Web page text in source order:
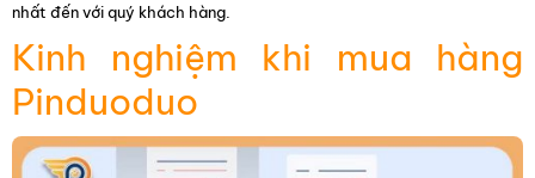
nhất đến với quý khách hàng.
Kinh nghiệm khi mua hàng
Pinduoduo